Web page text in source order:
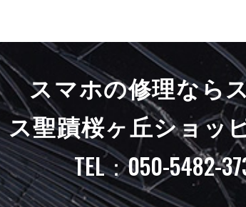
スマホの修理なら
ス聖蹟桜ヶ丘ショッ
TEL：050-5482-